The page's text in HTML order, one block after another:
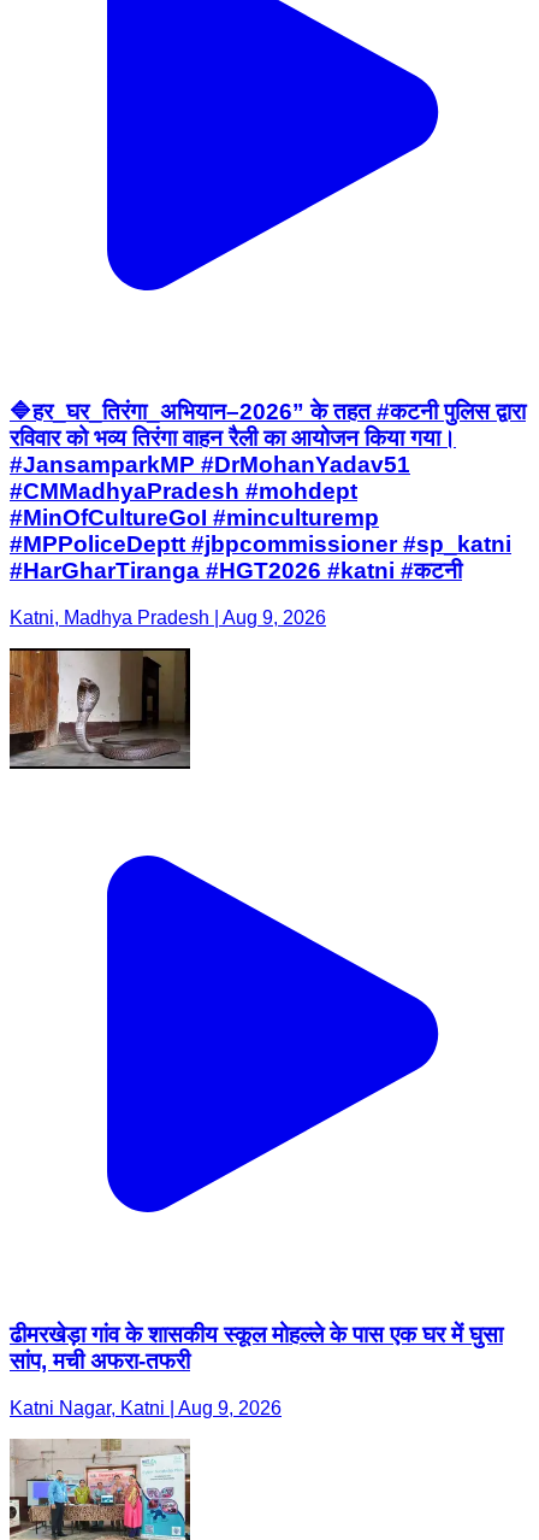
🔷हर_घर_तिरंगा_अभियान–2026” के तहत #कटनी पुलिस द्वारा
रविवार को भव्य तिरंगा वाहन रैली का आयोजन किया गया।
#JansamparkMP #DrMohanYadav51
#CMMadhyaPradesh #mohdept
#MinOfCultureGoI #minculturemp
#MPPoliceDeptt #jbpcommissioner #sp_katni
#HarGharTiranga #HGT2026 #katni #कटनी
Katni, Madhya Pradesh | Aug 9, 2026
ढीमरखेड़ा गांव के शासकीय स्कूल मोहल्ले के पास एक घर में घुसा
सांप, मची अफरा-तफरी
Katni Nagar, Katni | Aug 9, 2026